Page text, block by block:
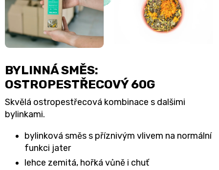
BYLINNÁ SMĚS:
OSTROPESTŘECOVÝ 60G
Skvělá ostropestřecová kombinace s dalšimi
bylinkami.
bylinková směs s příznivým vlivem na normální
funkci jater
lehce zemitá, hořká vůně i chuť